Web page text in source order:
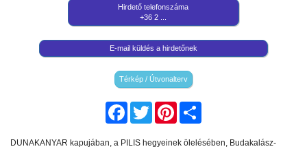
Hirdető telefonszáma
+36 2 ...
E-mail küldés a hirdetőnek
Térkép / Útvonalterv
FacebookTwitter Pinterest
DUNAKANYAR kapujában, a PILIS hegyeinek ölelésében, Budakalász-